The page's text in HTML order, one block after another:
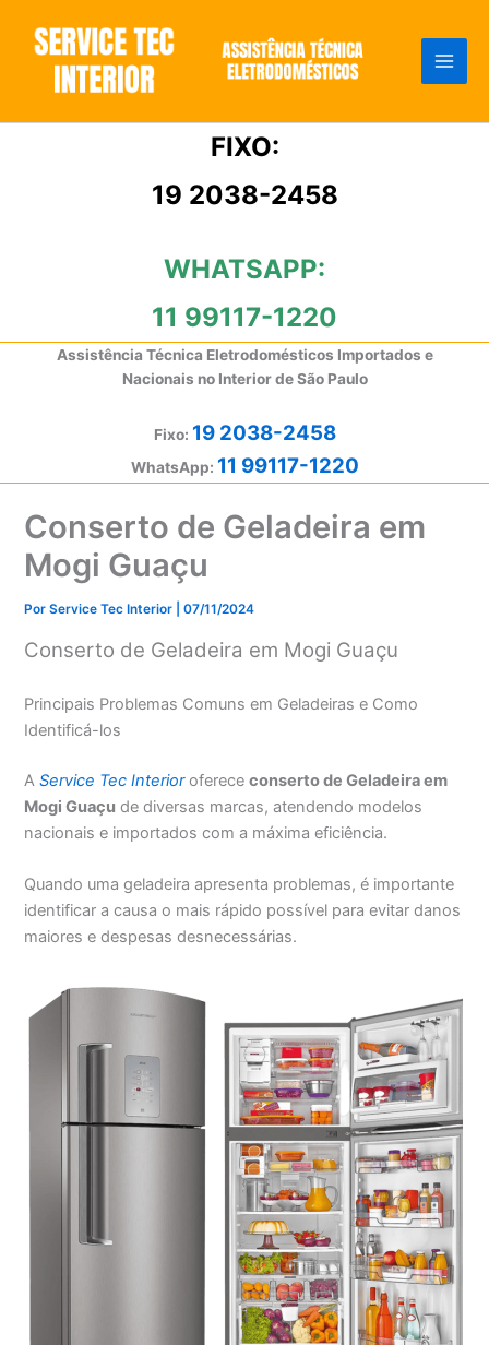
conteúdo
FIXO:
19 2038-2458
WHATSAPP:
11 99117-1220
Assistência Técnica Eletrodomésticos Importados e
Nacionais no Interior de São Paulo
Fixo: 19 2038-2458
WhatsApp: 11 99117-1220
Conserto de Geladeira em
Mogi Guaçu
PorService Tec Interior |07/11/2024
Conserto de Geladeira em Mogi Guaçu
Principais Problemas Comuns em Geladeiras e Como
Identificá-los
AService Tec Interioroferececonserto de Geladeira em
Mogi Guaçu de diversas marcas, atendendo modelos
nacionais e importados com a máxima eficiência.
Quando uma geladeira apresenta problemas, é importante
identificar a causa o mais rápido possível para evitar danos
maiores e despesas desnecessárias.